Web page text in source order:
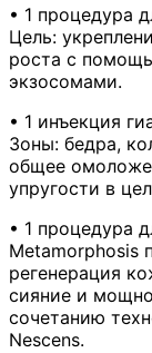
• 1 процедура
Цель:
роста с
экзосомами.
• 1 инъекция
Зоны: бедра,
общее
упругости в
• 1 процедура
Metamorphosis
регенерация
сияние и
сочетанию
Nescens.